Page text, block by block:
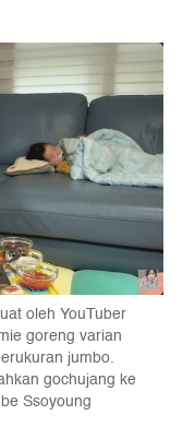
oleh YouTuber
goreng varian
jumbo.
gochujang ke
Ssoyoung